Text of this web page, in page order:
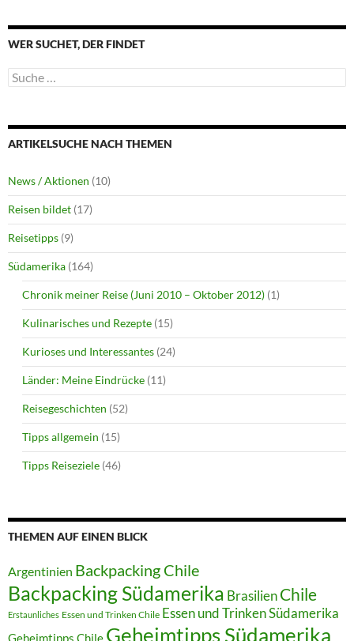
WER SUCHET, DER FINDET
Suche
nach:
ARTIKELSUCHE NACH THEMEN
News / Aktionen (10)
Reisen bildet (17)
Reisetipps (9)
Südamerika (164)
Chronik meiner Reise (Juni 2010 – Oktober 2012) (1)
Kulinarisches und Rezepte (15)
Kurioses und Interessantes (24)
Länder: Meine Eindrücke (11)
Reisegeschichten (52)
Tipps allgemein (15)
Tipps Reiseziele (46)
THEMEN AUF EINEN BLICK
Argentinien Backpacking Chile
Backpacking Südamerika Brasilien Chile
Erstaunliches Essen und Trinken Chile Essen und Trinken Südamerika
Geheimtipps Chile Geheimtipps Südamerika